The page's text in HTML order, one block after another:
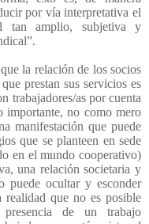
por vía interpretativa el
tan amplio, subjetiva y
la relación de los socios
prestan sus servicios es
trabajadores/as por cuenta
importante, no como mero
manifestación que puede
que se planteen en sede
en el mundo cooperativo)
una relación societaria y
puede ocultar y esconder
que no es posible
de un trabajo